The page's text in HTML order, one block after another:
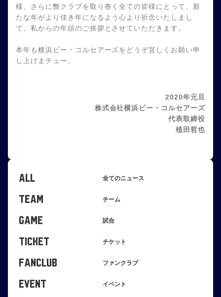
様、さらに弊クラブを取り巻く全ての皆様にとって、新
たな年がより佳き年になるよう心より祈念いたしまし
て、私からの年頭のご挨拶とさせていただきます。
本年も横浜ビー・コルセアーズをどうぞ宜しくお願い申
し上げまチュー。
2020年元旦
株式会社横浜ビー・コルセアーズ
代表取締役
植田哲也
ALL 全てのニュース
TEAM チーム
GAME 試合
TICKET チケット
FANCLUB ファンクラブ
EVENT イベント